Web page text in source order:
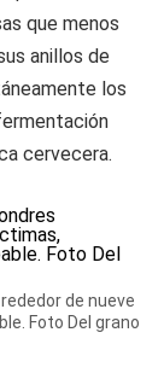
que menos
anillos de
los
cervecera.
de nueve
Foto Del grano